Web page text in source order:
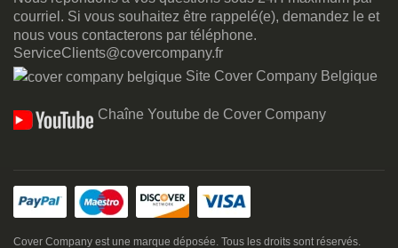
courriel. Si vous souhaitez être rappelé(e), demandez le et
nous vous contacterons par téléphone.
ServiceClients@covercompany.fr
Site Cover Company Belgique
Chaîne Youtube de Cover Company
Cover Company est une marque déposée. Tous les droits sont réservés.